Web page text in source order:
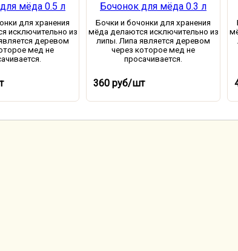
мёда 0.5 л
для хранения
исключительно из
деревом
мед не
Бочонок для мёда 0.3 л
Бочки и бочонки для хранения
мёда делаются исключительно из
липы. Липа является деревом
через которое мед не
просачивается.
360 руб/шт